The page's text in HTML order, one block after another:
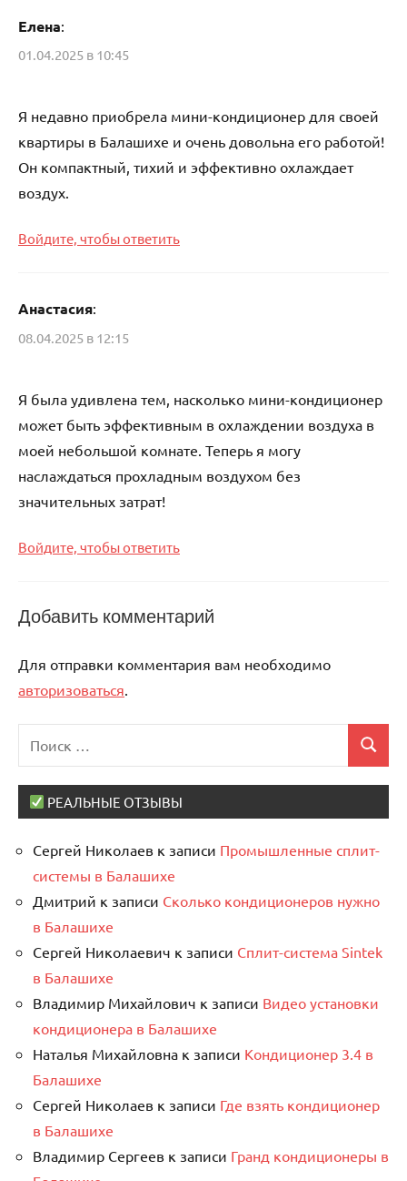
Елена:
01.04.2025 в 10:45
Я недавно приобрела мини-кондиционер для своей
квартиры в Балашихе и очень довольна его работой!
Он компактный, тихий и эффективно охлаждает
воздух.
Войдите, чтобы ответить
Анастасия:
08.04.2025 в 12:15
Я была удивлена тем, насколько мини-кондиционер
может быть эффективным в охлаждении воздуха в
моей небольшой комнате. Теперь я могу
наслаждаться прохладным воздухом без
значительных затрат!
Войдите, чтобы ответить
Добавить комментарий
Для отправки комментария вам необходимо
авторизоваться
Поиск
РЕАЛЬНЫЕ ОТЗЫВЫ
Сергей Николаев к записи Промышленные сплит-
системы в Балашихе
Дмитрий к записи Сколько кондиционеров нужно
в Балашихе
Сергей Николаевич к записи Сплит-система Sintek
в Балашихе
Владимир Михайлович к записи Видео установки
кондиционера в Балашихе
Наталья Михайловна к записи Кондиционер 3.4 в
Балашихе
Сергей Николаев к записи Где взять кондиционер
в Балашихе
Владимир Сергеев к записи Гранд кондиционеры в